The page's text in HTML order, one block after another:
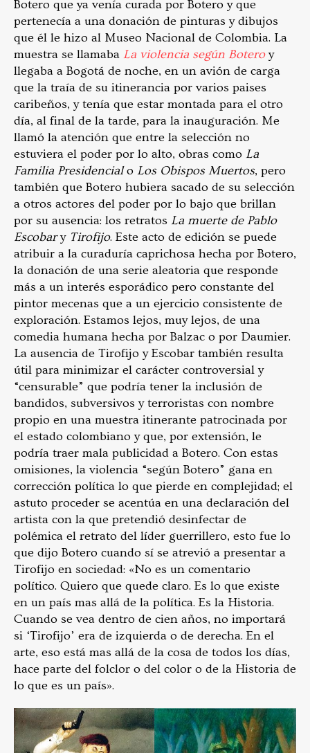
Botero que ya venía curada por Botero y que
pertenecía a una donación de pinturas y dibujos
que él le hizo al Museo Nacional de Colombia. La
muestra se llamaba La violencia según Boteroy
llegaba a Bogotá de noche, en un avión de carga
que la traía de su itinerancia por varios paises
caribeños, y tenía que estar montada para el otro
día, al final de la tarde, para la inauguración. Me
llamó la atención que entre la selección no
estuviera el poder por lo alto, obras como La
Familia Presidencialo Los Obispos Muertos, pero
también que Botero hubiera sacado de su selección
a otros actores del poder por lo bajo que brillan
por su ausencia: los retratos La muerte de Pablo
Escobary Tirofijo. Este acto de edición se puede
atribuir a la curaduría caprichosa hecha por Botero,
la donación de una serie aleatoria que responde
más a un interés esporádico pero constante del
pintor mecenas que a un ejercicio consistente de
exploración. Estamos lejos, muy lejos, de una
comedia humana hecha por Balzac o por Daumier.
La ausencia de Tirofijo y Escobar también resulta
útil para minimizar el carácter controversial y
“censurable” que podría tener la inclusión de
bandidos, subversivos y terroristas con nombre
propio en una muestra itinerante patrocinada por
el estado colombiano y que, por extensión, le
podría traer mala publicidad a Botero. Con estas
omisiones, la violencia “según Botero” gana en
corrección política lo que pierde en complejidad; el
astuto proceder se acentúa en una declaración del
artista con la que pretendió desinfectar de
polémica el retrato del líder guerrillero, esto fue lo
que dijo Botero cuando sí se atrevió a presentar a
Tirofijo en sociedad: «No es un comentario
político. Quiero que quede claro. Es lo que existe
en un país mas allá de la política. Es la Historia.
Cuando se vea dentro de cien años, no importará
si ‘Tirofijo’ era de izquierda o de derecha. En el
arte, eso está mas allá de la cosa de todos los días,
hace parte del folclor o del color o de la Historia de
lo que es un país».